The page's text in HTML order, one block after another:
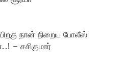
நான் நிறைய போலீஸ்
– சசிகுமார்